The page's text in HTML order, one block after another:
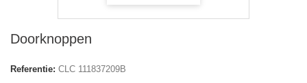
Doorknoppen
Referentie: CLC 111837209B